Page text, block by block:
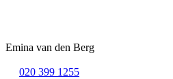
Emina van den Berg
020 399 1255